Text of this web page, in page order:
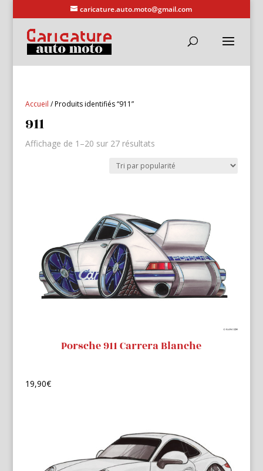
caricature.auto.moto@gmail.com
Accueil / Produits identifiés “911”
911
Affichage de 1–20 sur 27 résultatsTrié
popularité
Porsche 911 Carrera Blanche
19,90€